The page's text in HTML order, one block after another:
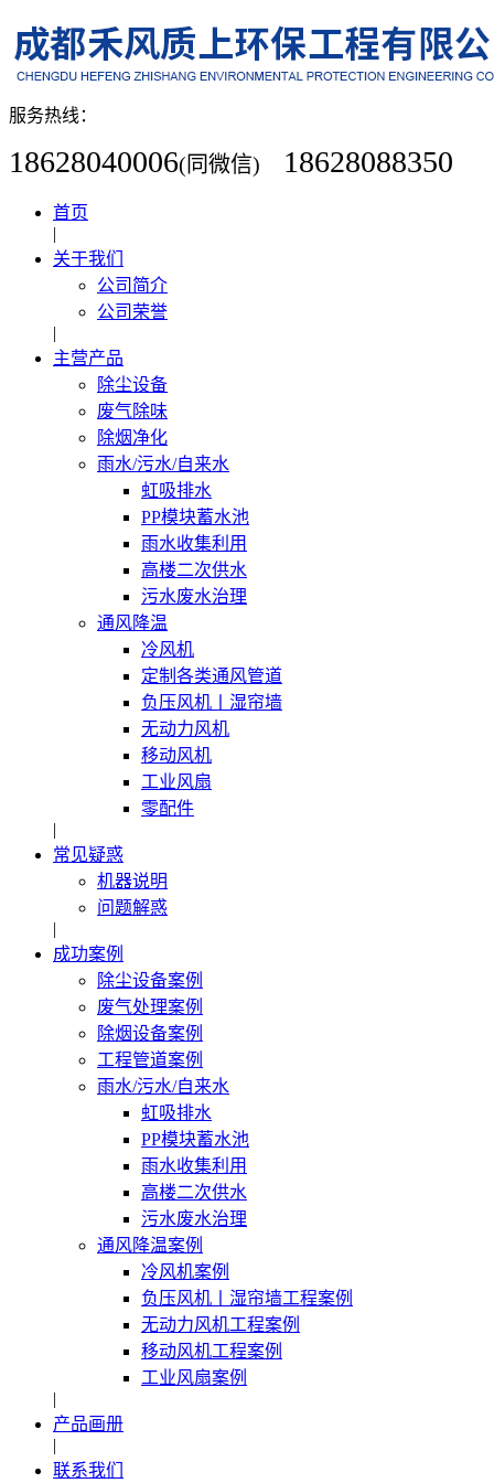
服务热线：
18628040006(同微信) 18628088350
首页
|
关于我们
公司简介
公司荣誉
|
主营产品
除尘设备
废气除味
除烟净化
雨水/污水/自来水
虹吸排水
PP模块蓄水池
雨水收集利用
高楼二次供水
污水废水治理
通风降温
冷风机
定制各类通风管道
负压风机〡湿帘墙
无动力风机
移动风机
工业风扇
零配件
|
常见疑惑
机器说明
问题解惑
|
成功案例
除尘设备案例
废气处理案例
除烟设备案例
工程管道案例
雨水/污水/自来水
虹吸排水
PP模块蓄水池
雨水收集利用
高楼二次供水
污水废水治理
通风降温案例
冷风机案例
负压风机〡湿帘墙工程案例
无动力风机工程案例
移动风机工程案例
工业风扇案例
|
产品画册
|
联系我们